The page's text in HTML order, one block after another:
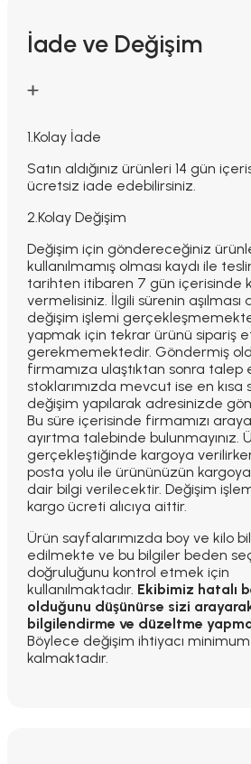
İade ve Değişim
1.Kolay İade
Satın aldığınız ürünleri 14 gün
ücretsiz iade edebilirsiniz.
2.Kolay Değişim
Değişim için göndereceğiniz
kullanılmamış olması kaydı ile
tarihten itibaren 7 gün içerisinde
vermelisiniz. İlgili sürenin
değişim işlemi
yapmak için tekrar ürünü sipariş
gerekmemektedir. Göndermiş
firmamıza ulaştıktan sonra talep
stoklarımızda mevcut ise en kısa
değişim yapılarak adresinizde
Bu süre içerisinde firmamızı
ayırtma talebinde bulunmayınız.
gerçekleştiğinde kargoya
posta yolu ile ürününüzün
dair bilgi verilecektir. Değişim
kargo ücreti alıcıya aittir.
Ürün sayfalarımızda boy ve kilo
edilmekte ve bu bilgiler beden
doğruluğunu kontrol etmek için
kullanılmaktadır. Ekibimiz hatalı
olduğunu düşünürse sizi
bilgilendirme ve düzeltme
Böylece değişim ihtiyacı
kalmaktadır.